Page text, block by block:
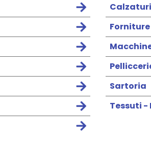
Sartoria
Tessuti -